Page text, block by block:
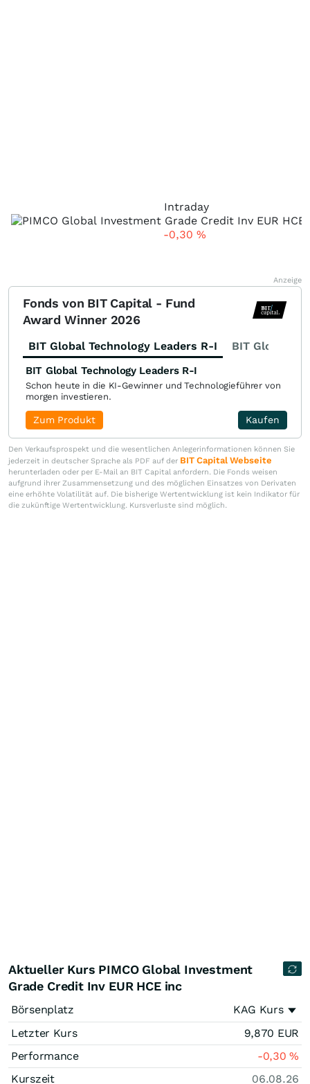
Intraday
-0,30 %
Anzeige
Fonds von BIT Capital - Fund
Award Winner 2026
BIT Global Technology Leaders R-I BIT Global
BIT Global Technology Leaders R-I
Schon heute in die KI-Gewinner und Technologieführer von
morgen investieren.
Kaufen
Zum Produkt
Den Verkaufsprospekt und die wesentlichen Anlegerinformationen können Sie
jederzeit in deutscher Sprache als PDF auf der BIT Capital Webseite
herunterladen oder per E-Mail an BIT Capital anfordern. Die Fonds weisen
aufgrund ihrer Zusammensetzung und des möglichen Einsatzes von Derivaten
eine erhöhte Volatilität auf. Die bisherige Wertentwicklung ist kein Indikator für
die zukünftige Wertentwicklung. Kursverluste sind möglich.
Aktueller Kurs PIMCO Global Investment
Grade Credit Inv EUR HCE inc
Börsenplatz
KAG Kurs
Letzter Kurs
9,870 EUR
Performance
-0,30%
Kurszeit
06.08.26